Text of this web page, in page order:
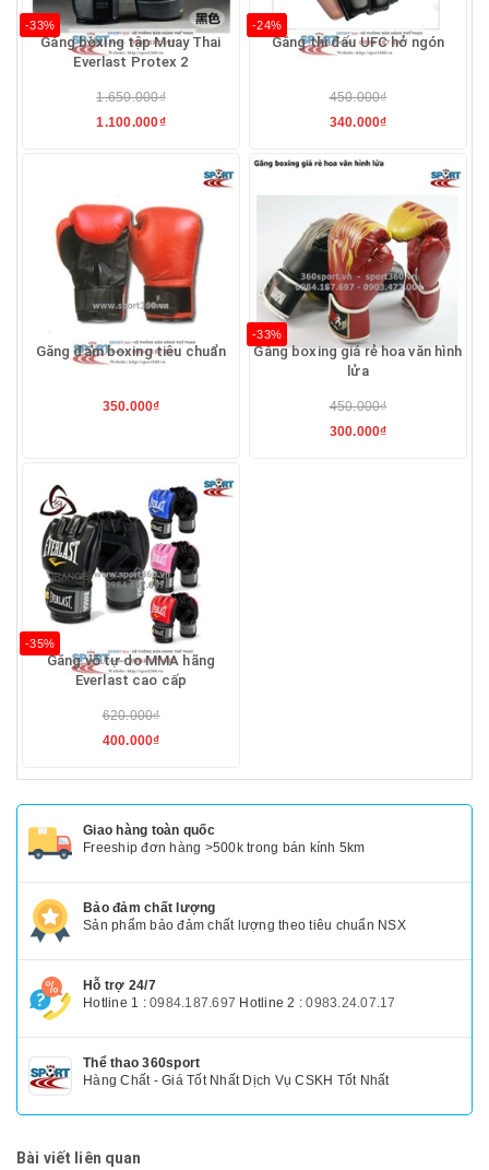
-33%
Găng boxing tập Muay Thai
Everlast Protex 2
1.650.000₫
1.100.000₫
-24%
Găng thi đấu UFC hở ngón
450.000₫
340.000₫
Găng đấm boxing tiêu chuẩn
350.000₫
-33%
Găng boxing giá rẻ hoa văn hình
lửa
450.000₫
300.000₫
-35%
Găng võ tự do MMA hãng
Everlast cao cấp
620.000₫
400.000₫
Giao hàng toàn quốc
Freeship đơn hàng >500k trong bán kính 5km
Bảo đảm chất lượng
Sản phẩm bảo đảm chất lượng theo tiêu chuẩn NSX
Hỗ trợ 24/7
Hotline 1 : 0984.187.697 Hotline 2 :0983.24.07.17
Thể thao 360sport
Hàng Chất - Giá Tốt Nhất Dịch Vụ CSKH Tốt Nhất
Bài viết liên quan